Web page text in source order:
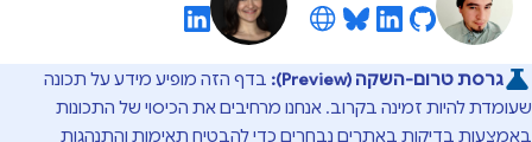
גרסת טרום-השקה (Preview):
בדף הזה מופיע מידע על תכונה
שעומדת להיות זמינה בקרוב. אנחנו מרחיבים את הכיסוי של התכונות
באמצעות בדיקות באתרים נבחרים כדי להבטיח תאימות והתנהגות